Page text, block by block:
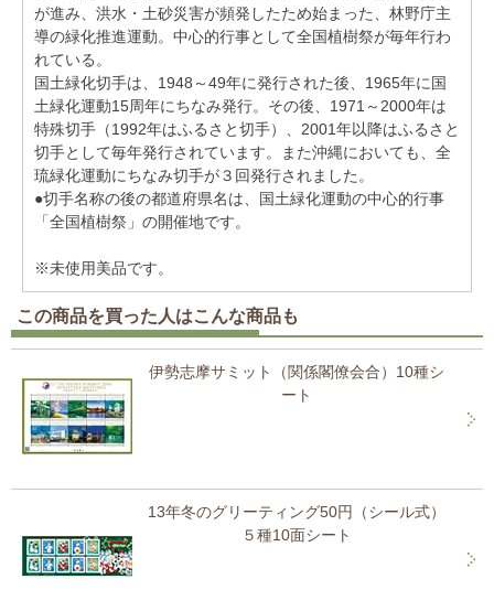
が進み、洪水・土砂災害が頻発したため始まった、林野庁主
導の緑化推進運動。中心的行事として全国植樹祭が毎年行わ
れている。
国土緑化切手は、1948～49年に発行された後、1965年に国
土緑化運動15周年にちなみ発行。その後、1971～2000年は
特殊切手（1992年はふるさと切手）、2001年以降はふるさと
切手として毎年発行されています。また沖縄においても、全
琉緑化運動にちなみ切手が３回発行されました。
●切手名称の後の都道府県名は、国土緑化運動の中心的行事
「全国植樹祭」の開催地です。
※未使用美品です。
この商品を買った人はこんな商品も
伊勢志摩サミット（関係閣僚会合）10種シ
ート
13年冬のグリーティング50円（シール式）
５種10面シート